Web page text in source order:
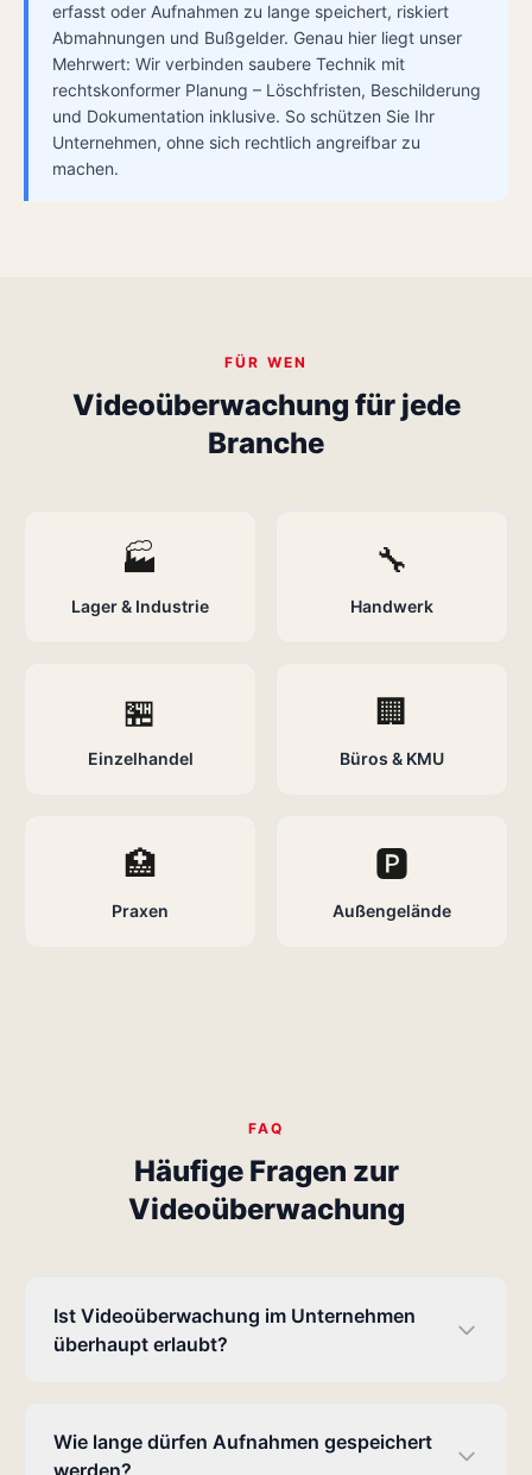
erfasst oder Aufnahmen zu lange speichert, riskiert
Abmahnungen und Bußgelder. Genau hier liegt unser
Mehrwert: Wir verbinden saubere Technik mit
rechtskonformer Planung – Löschfristen, Beschilderung
und Dokumentation inklusive. So schützen Sie Ihr
Unternehmen, ohne sich rechtlich angreifbar zu
machen.
FÜR WEN
Videoüberwachung für jede
Branche
🏭
Lager & Industrie
🔧
Handwerk
🏪
Einzelhandel
🏢
Büros & KMU
🏥
Praxen
🅿️
Außengelände
FAQ
Häufige Fragen zur
Videoüberwachung
Ist Videoüberwachung im Unternehmen
überhaupt erlaubt?
Wie lange dürfen Aufnahmen gespeichert
werden?